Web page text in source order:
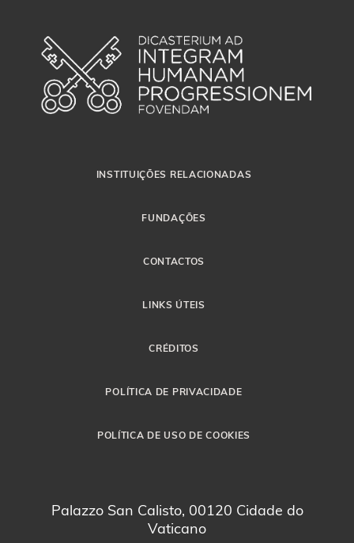
INSTITUIÇÕES RELACIONADAS
FUNDAÇÕES
CONTACTOS
LINKS ÚTEIS
CRÉDITOS
POLÍTICA DE PRIVACIDADE
POLÍTICA DE USO DE COOKIES
Palazzo San Calisto, 00120 Cidade do
Vaticano